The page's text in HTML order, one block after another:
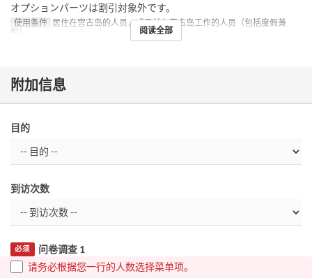
オプションパーツは割引対象外です。
使用条件 居住在宫古岛的人员，或目前在宫古岛工作的人员（包括度假兼
职）
阅读全部
附加信息
目的
到访次数
问卷调查 1
必须
请务必根据您一行的人数选择菜单项。